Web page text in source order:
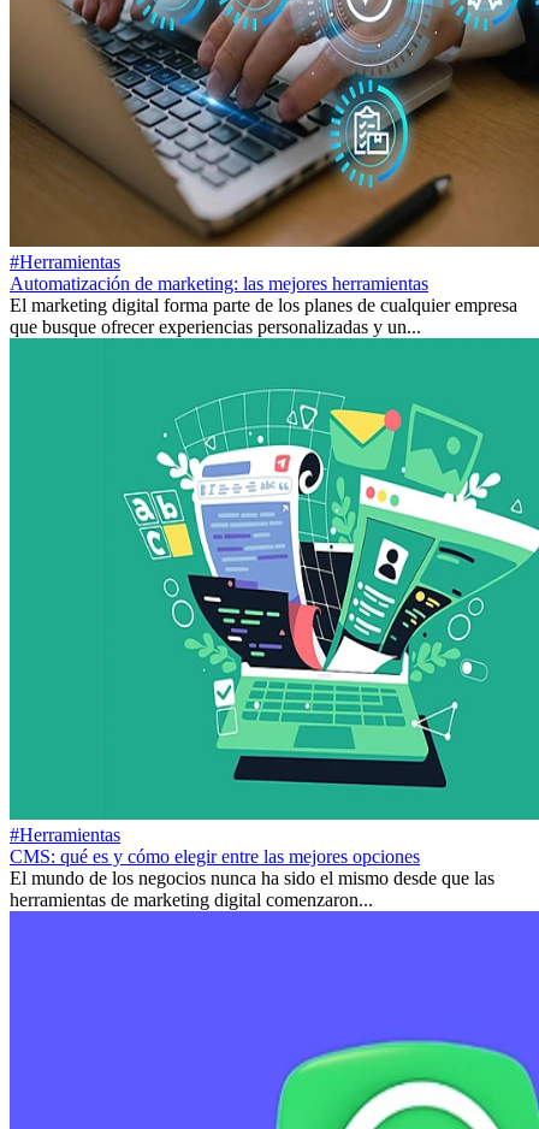
#Herramientas
Automatización de marketing: las mejores herramientas
El marketing digital forma parte de los planes de cualquier empresa
que busque ofrecer experiencias personalizadas y un...
#Herramientas
CMS: qué es y cómo elegir entre las mejores opciones
El mundo de los negocios nunca ha sido el mismo desde que las
herramientas de marketing digital comenzaron...